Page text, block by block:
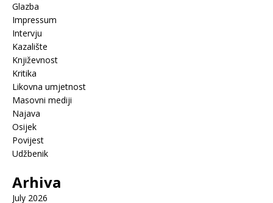
Glazba
Impressum
Intervju
Kazalište
Književnost
Kritika
Likovna umjetnost
Masovni mediji
Najava
Osijek
Povijest
Udžbenik
Arhiva
July 2026